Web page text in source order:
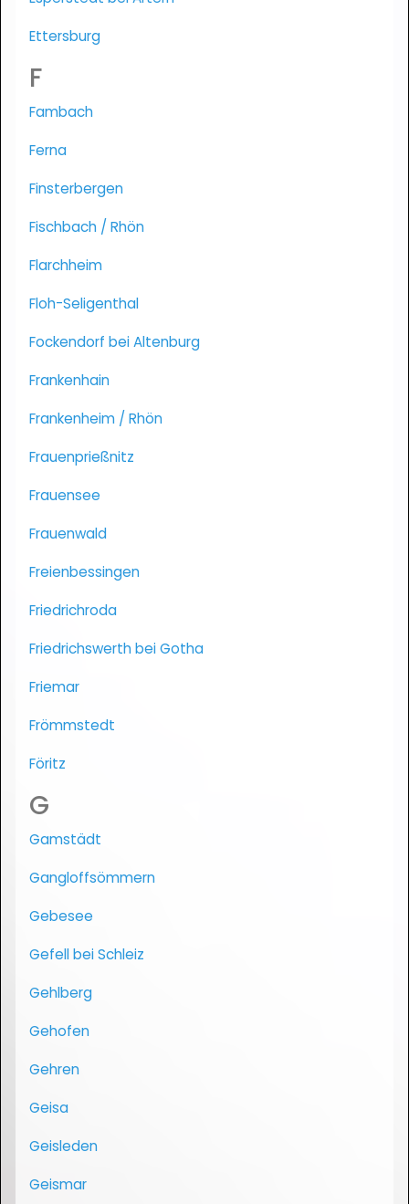
Ettersburg
F
Fambach
Ferna
Finsterbergen
Fischbach / Rhön
Flarchheim
Floh-Seligenthal
Fockendorf bei Altenburg
Frankenhain
Frankenheim / Rhön
Frauenprießnitz
Frauensee
Frauenwald
Freienbessingen
Friedrichroda
Friedrichswerth bei Gotha
Friemar
Frömmstedt
Föritz
G
Gamstädt
Gangloffsömmern
Gebesee
Gefell bei Schleiz
Gehlberg
Gehofen
Gehren
Geisa
Geisleden
Geismar